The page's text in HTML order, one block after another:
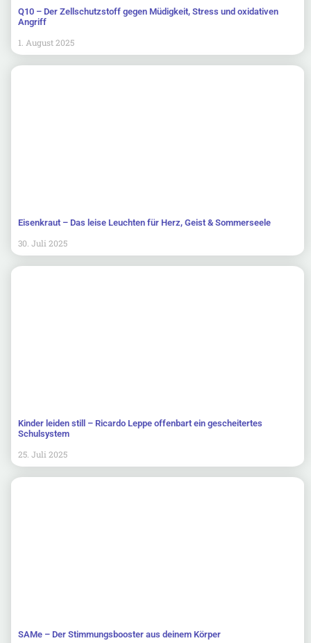
Q10 – Der Zellschutzstoff gegen Müdigkeit, Stress und oxidativen
Angriff
1. August 2025
Eisenkraut – Das leise Leuchten für Herz, Geist & Sommerseele
30. Juli 2025
Kinder leiden still – Ricardo Leppe offenbart ein gescheitertes
Schulsystem
25. Juli 2025
SAMe – Der Stimmungsbooster aus deinem Körper